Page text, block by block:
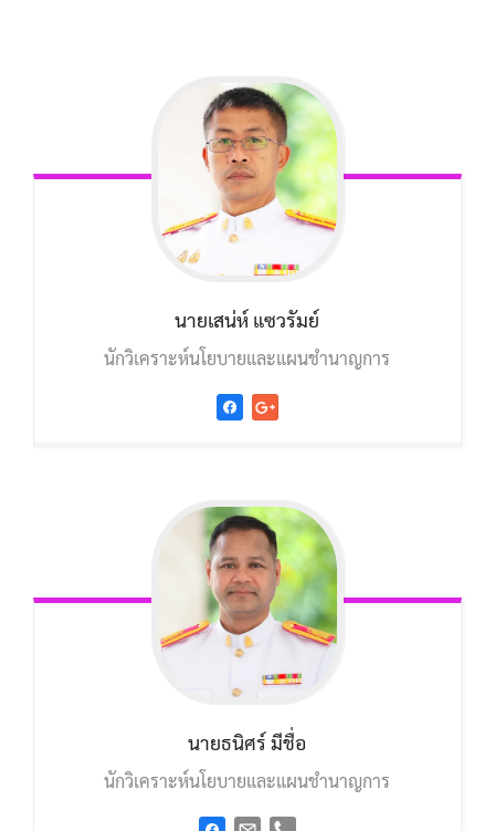
นายเสน่ห์ แซวรัมย์
นักวิเคราะห์นโยบายและแผนชำนาญการ
นายธนิศร์ มีชื่อ
นักวิเคราะห์นโยบายและแผนชำนาญการ